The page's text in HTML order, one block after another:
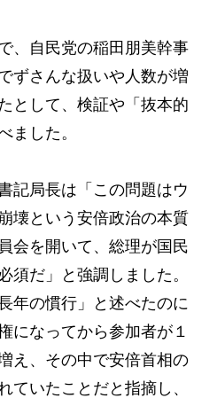
、自民党の稲田朋美幹事
ずさんな扱いや人数が増
として、検証や「抜本的
ました。
記局長は「この問題はウ
壊という安倍政治の本質
会を開いて、総理が国民
須だ」と強調しました。
年の慣行」と述べたのに
になってから参加者が１
え、その中で安倍首相の
ていたことだと指摘し、